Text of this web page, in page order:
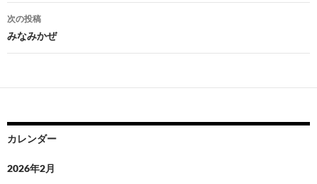
ナ
ビ
ゲ
ー
ョ
ン
次の投稿
みなみかぜ
カレンダー
2026年2月